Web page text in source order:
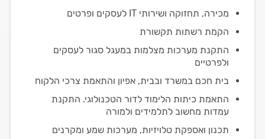
מכירה, תחזוקה ושירותי IT לעסקים ופרטים
הקמת רשתות תקשורת
התקנת מערכות מצלמות במעגל סגור לעסקים
ולפרטיים
בית חכם במשרד ובבית, אפיון והתאמת צרכי הלקוח
התאמת כיתות הלימוד לדור הטכנולוגי. התקנת
עמדות מחשוב לתלמידים ולמורה
תכנון ואספקת טלויזיות, מערכות שמע ומקרנים